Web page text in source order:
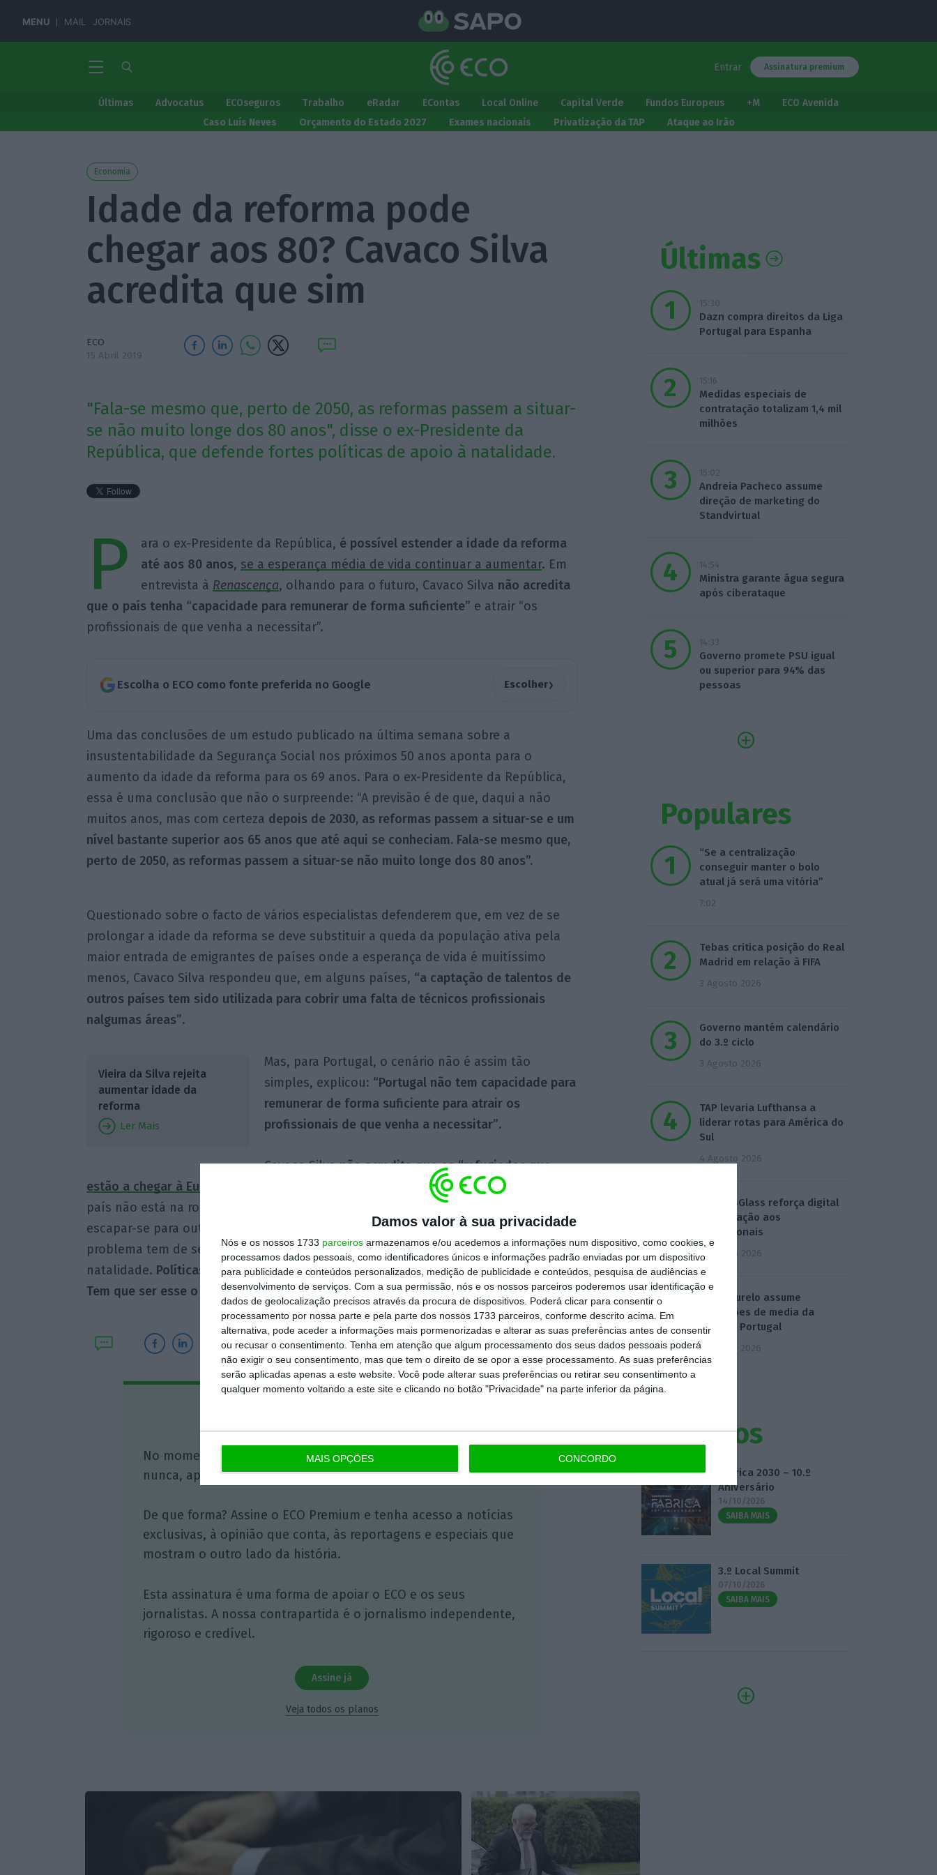
Damos valor à sua privacidade
Nós e os nossos 1733 parceiros armazenamos e/ou acedemos a informações num dispositivo, como cookies, e
processamos dados pessoais, como identificadores únicos e informações padrão enviadas por um dispositivo
para publicidade e conteúdos personalizados, medição de publicidade e conteúdos, pesquisa de audiências e
desenvolvimento de serviços. Com a sua permissão, nós e os nossos parceiros poderemos usar identificação e
dados de geolocalização precisos através da procura de dispositivos. Poderá clicar para consentir o
processamento por nossa parte e pela parte dos nossos 1733 parceiros, conforme descrito acima. Em
alternativa, pode aceder a informações mais pormenorizadas e alterar as suas preferências antes de consentir
ou recusar o consentimento. Tenha em atenção que algum processamento dos seus dados pessoais poderá
não exigir o seu consentimento, mas que tem o direito de se opor a esse processamento. As suas preferências
serão aplicadas apenas a este website. Você pode alterar suas preferências ou retirar seu consentimento a
qualquer momento voltando a este site e clicando no botão "Privacidade" na parte inferior da página.
MAIS OPÇÕES CONCORDO
MENU MAIL JORNAIS
Entrar Assinatura premium
Últimas Advocatus ECOseguros Trabalho eRadar EContas Local Online Capital Verde Fundos Europeus +M
ECO Avenida
Caso Luís Neves
Orçamento do Estado 2027 Exames nacionais Privatização da TAP Ataque ao Irão
Economia
Idade da reforma pode
chegar aos 80? Cavaco Silva
acredita que sim
ECO
15 Abril 2019
"Fala-se mesmo que, perto de 2050, as reformas passem a situar-
se não muito longe dos 80 anos", disse o ex-Presidente da
República, que defende fortes políticas de apoio à natalidade.
P ara o ex-Presidente da República, é possível estender a idade da reforma
até aos 80 anos, se a esperança média de vida continuar a aumentar. Em
entrevista à Renascença, olhando para o futuro, Cavaco Silva não acredita
que o país tenha “capacidade para remunerar de forma suficiente” e atrair “os
profissionais de que venha a necessitar”.
Escolha o ECO como fonte preferida no Google Escolher›
Uma das conclusões de um estudo publicado na última semana sobre a
insustentabilidade da Segurança Social nos próximos 50 anos aponta para o
aumento da idade da reforma para os 69 anos. Para o ex-Presidente da República,
essa é uma conclusão que não o surpreende: “A previsão é de que, daqui a não
muitos anos, mas com certeza depois de 2030, as reformas passem a situar-se e um
nível bastante superior aos 65 anos que até aqui se conheciam. Fala-se mesmo que,
perto de 2050, as reformas passem a situar-se não muito longe dos 80 anos”.
Questionado sobre o facto de vários especialistas defenderem que, em vez de se
prolongar a idade da reforma se deve substituir a queda da população ativa pela
maior entrada de emigrantes de países onde a esperança de vida é muitíssimo
menos, Cavaco Silva respondeu que, em alguns países, “a captação de talentos de
outros países tem sido utilizada para cobrir uma falta de técnicos profissionais
nalgumas áreas”.
Vieira da Silva rejeita
aumentar idade da
reforma
Ler Mais
Mas, para Portugal, o cenário não é assim tão
simples, explicou: “Portugal não tem capacidade para
remunerar de forma suficiente para atrair os
profissionais de que venha a necessitar”.
Cavaco Silvanão acredita que os “refugiados que
estão a chegar à Europa
possam resolver o problema de Portugal”, não só porque o
país não está na rota dos emigrantes, mas também porque “muitos deles tentam
escapar-se para outros países” assim que pisam território português. “O nosso
problema tem de ser resolvido através de uma política muito forte de apoio à
natalidade. Políticas que sejam capazes de convencer os casais a terem mais filhos.
Tem que ser esse o caminho para um país como Portugal“.
https://eco.sapo.pt/2019/04/15/idade-da-reforma-pode-chegar-aos-80-cavaco-silva-acredita-que-sim/ Copiar
No momento em que a informação é mais importante do que
nunca, apoie o jornalismo independente e rigoroso.
De que forma? Assine o ECO Premium e tenha acesso a notícias
exclusivas, à opinião que conta, às reportagens e especiais que
mostram o outro lado da história.
Esta assinatura é uma forma de apoiar o ECO e os seus
jornalistas. A nossa contrapartida é o jornalismo independente,
rigoroso e credível.
Assine já
Veja todos os planos
Últimas
15:30
Dazn compra direitos da Liga
Portugal para Espanha
15:16
Medidas especiais de
contratação totalizam 1,4 mil
milhões
15:02
Andreia Pacheco assume
direção de marketing do
Standvirtual
14:54
Ministra garante água segura
após ciberataque
14:33
Governo promete PSU igual
ou superior para 94% das
pessoas
Populares
“Se a centralização
conseguir manter o bolo
atual já será uma vitória”
7:02
Tebas critica posição do Real
Madrid em relação à FIFA
3 Agosto 2026
Governo mantém calendário
do 3.º ciclo
3 Agosto 2026
TAP levaria Lufthansa a
liderar rotas para América do
Sul
4 Agosto 2026
ExpressGlass reforça digital
para ligação aos
profissionais
4 Agosto 2026
Carla Ourelo assume
operações de media da
Publicis Portugal
5 Agosto 2026
Eventos
Fábrica 2030 – 10.º
Aniversário
14/10/2026
SAIBA MAIS
3.º Local Summit
07/10/2026
SAIBA MAIS